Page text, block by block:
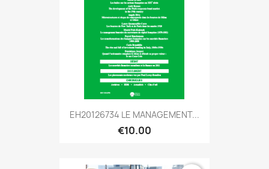
EH20126734 LE MANAGEMENT...
€10.00